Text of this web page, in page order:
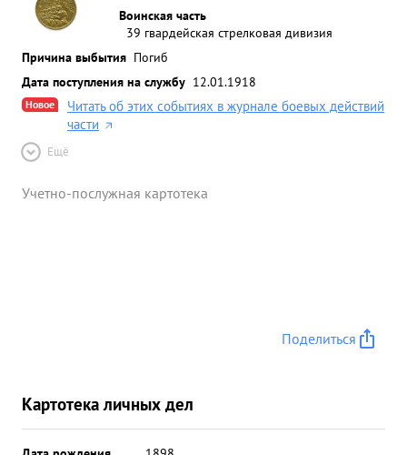
Воинская часть
39 гвардейская стрелковая дивизия
Причина выбытия Погиб
Дата поступления на службу 12.01.1918
Новое
Читать об этих событиях в журнале боевых действий
части
Ещё
Учетно-послужная картотека
Поделиться
Картотека личных дел